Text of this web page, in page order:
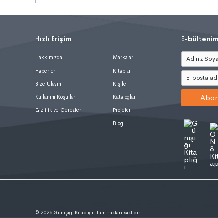
Hızlı Erişim
Hakkımızda
Haberler
Bize Ulaşın
Kullanım Koşulları
Gizlilik ve Çerezler
Markalar
Kitaplar
Kişiler
Kataloglar
Projeler
Blog
E-
© 2026 Günışığı Kitaplığı. Tüm hakları saklıdır.